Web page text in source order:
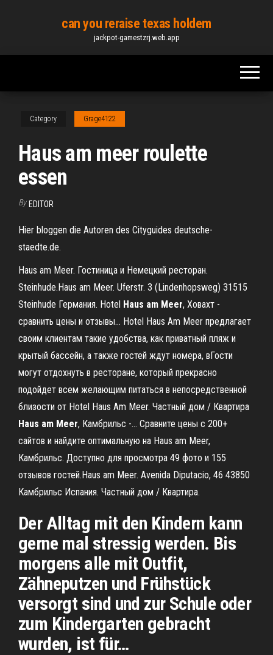
content
can you reraise texas holdem
jackpot-gamestzrj.web.app
Category Grage4122
Haus am meer roulette
essen
By EDITOR
Hier bloggen die Autoren des Cityguides deutsche-
staedte.de.
Haus am Meer. Гостиница и Немецкий ресторан.
Steinhude.Haus am Meer. Uferstr. 3 (Lindenhopsweg) 31515
Steinhude Германия. Hotel Haus am Meer, Ховахт -
сравнить цены и отзывы… Hotel Haus Am Meer предлагает
своим клиентам такие удобства, как приватный пляж и
крытый бассейн, а также гостей ждут номера, вГости
могут отдохнуть в ресторане, который прекрасно
подойдет всем желающим питаться в непосредственной
близости от Hotel Haus Am Meer. Частный дом / Квартира
Haus am Meer, Камбрильс -… Сравните цены с 200+
сайтов и найдите оптимальную на Haus am Meer,
Камбрильс. Доступно для просмотра 49 фото и 155
отзывов гостей.Haus am Meer. Avenida Diputacio, 46 43850
Камбрильс Испания. Частный дом / Квартира.
Der Alltag mit den Kindern kann
gerne mal stressig werden. Bis
morgens alle mit Outfit,
Zähneputzen und Frühstück
versorgt sind und zur Schule oder
zum Kindergarten gebracht
wurden, ist für…